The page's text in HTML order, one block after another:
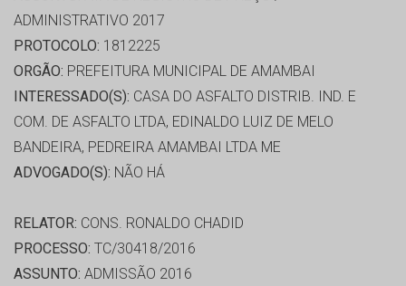
ADMINISTRATIVO 2017
PROTOCOLO: 1812225
ORGÃO: PREFEITURA MUNICIPAL DE AMAMBAI
INTERESSADO(S): CASA DO ASFALTO DISTRIB. IND. E
COM. DE ASFALTO LTDA, EDINALDO LUIZ DE MELO
BANDEIRA, PEDREIRA AMAMBAI LTDA ME
ADVOGADO(S): NÃO HÁ
RELATOR: CONS. RONALDO CHADID
PROCESSO: TC/30418/2016
ASSUNTO: ADMISSÃO 2016